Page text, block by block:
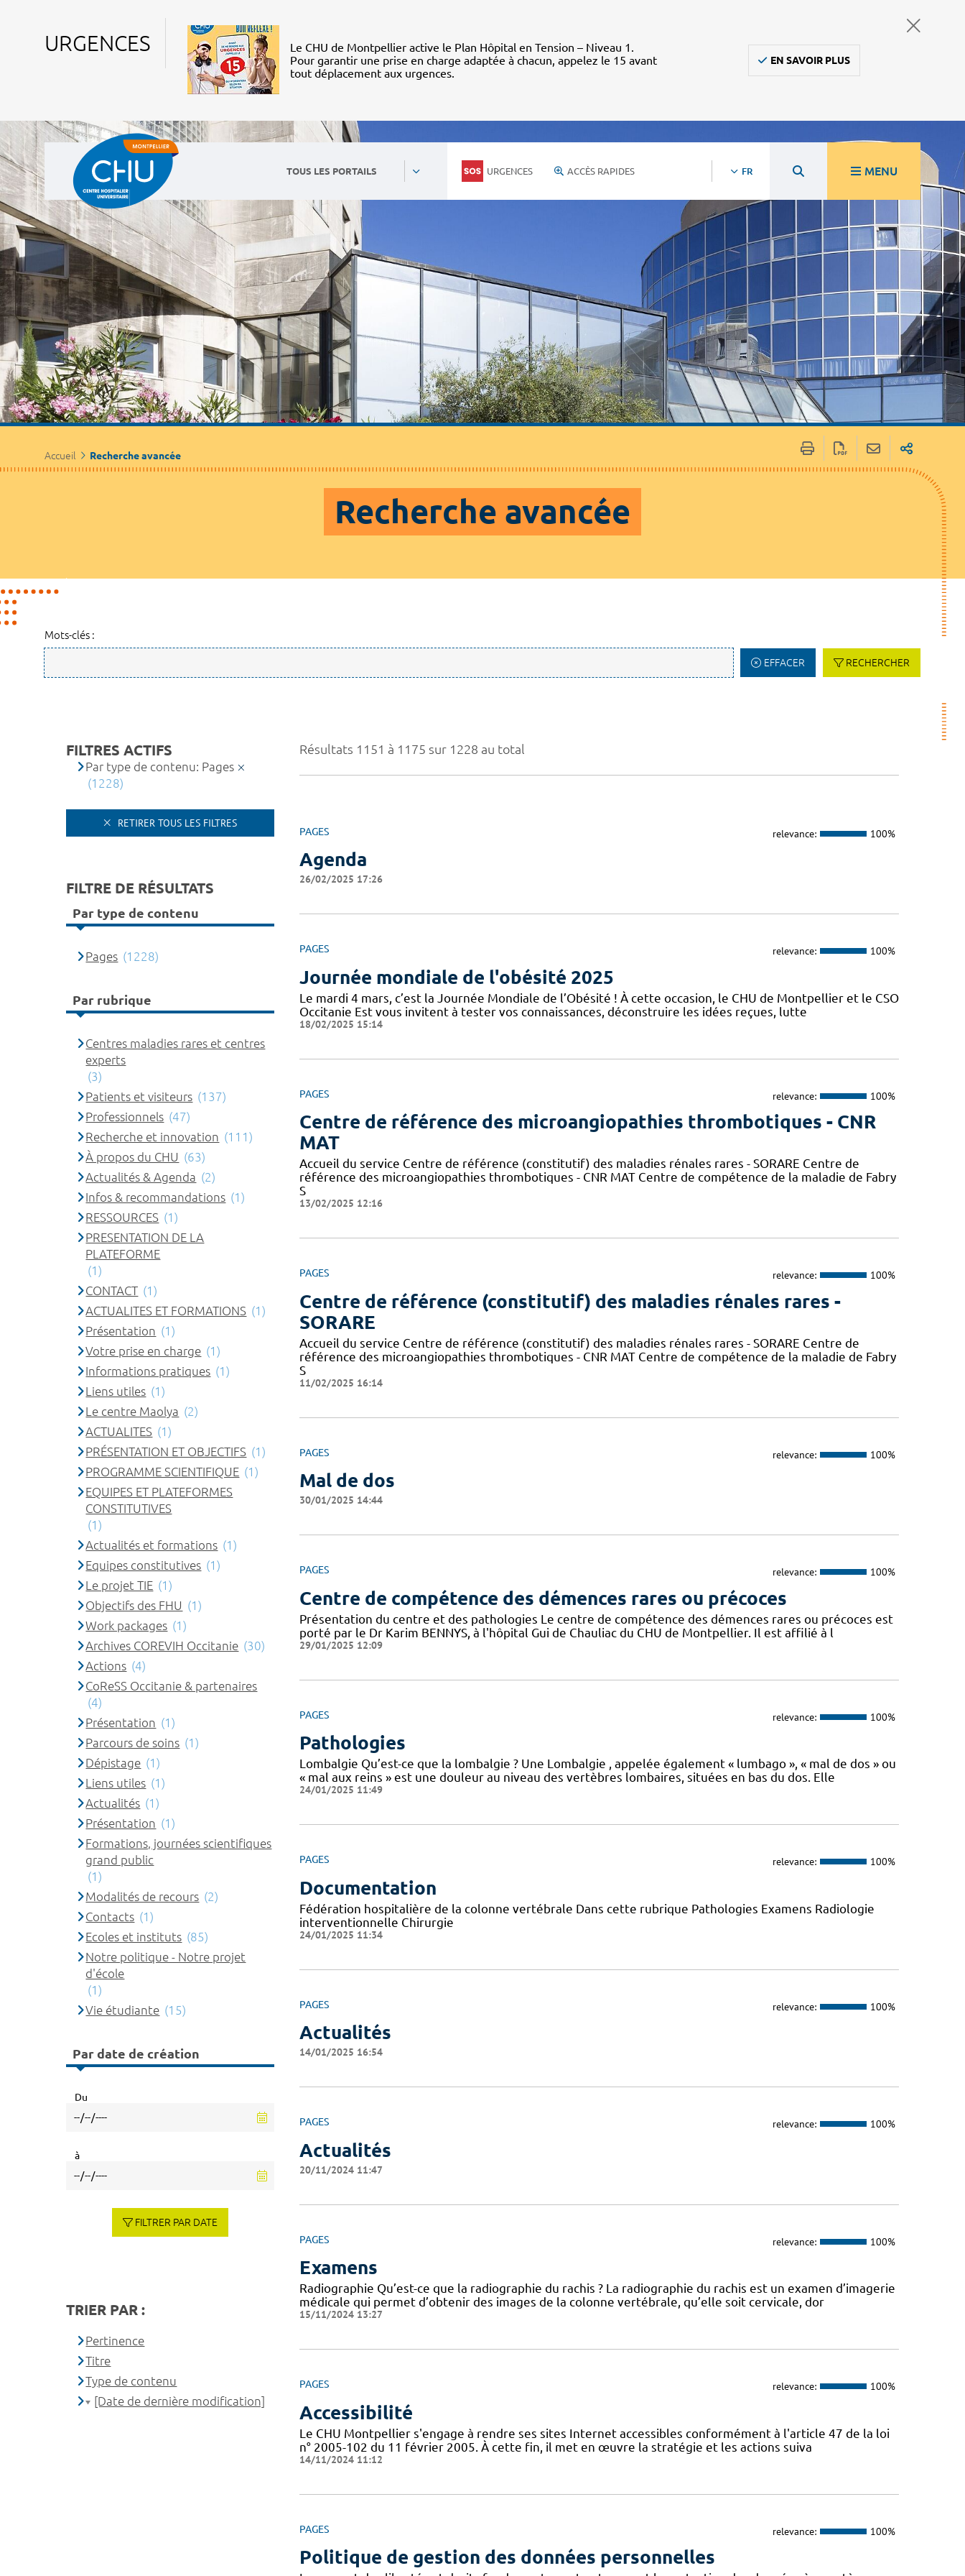
URGENCES
Le CHU de Montpellier active le Plan Hôpital en Tension – Niveau 1.
Pour garantir une prise en charge adaptée à chacun, appelez le 15 avant
tout déplacement aux urgences.
EN SAVOIR PLUS
TOUS LES PORTAILS URGENCES ACCÈS RAPIDES FR MENU
Accueil Recherche avancée
Recherche avancée
Mots-clés :
EFFACER RECHERCHER
Résultats 1151 à 1175 sur 1228 au total
PAGES relevance: 100%
Agenda
26/02/2025 17:26
PAGES relevance: 100%
Journée mondiale de l'obésité 2025
Le mardi 4 mars, c’est la Journée Mondiale de l’Obésité ! À cette occasion, le CHU de Montpellier et le CSO
Occitanie Est vous invitent à tester vos connaissances, déconstruire les idées reçues, lutte
18/02/2025 15:14
PAGES relevance: 100%
Centre de référence des microangiopathies thrombotiques - CNR
MAT
Accueil du service Centre de référence (constitutif) des maladies rénales rares - SORARE Centre de
référence des microangiopathies thrombotiques - CNR MAT Centre de compétence de la maladie de Fabry
S
13/02/2025 12:16
PAGES relevance: 100%
Centre de référence (constitutif) des maladies rénales rares -
SORARE
Accueil du service Centre de référence (constitutif) des maladies rénales rares - SORARE Centre de
référence des microangiopathies thrombotiques - CNR MAT Centre de compétence de la maladie de Fabry
S
11/02/2025 16:14
PAGES relevance: 100%
Mal de dos
30/01/2025 14:44
PAGES relevance: 100%
Centre de compétence des démences rares ou précoces
Présentation du centre et des pathologies Le centre de compétence des démences rares ou précoces est
porté par le Dr Karim BENNYS, à l'hôpital Gui de Chauliac du CHU de Montpellier. Il est affilié à l
29/01/2025 12:09
PAGES relevance: 100%
Pathologies
Lombalgie Qu’est-ce que la lombalgie ? Une Lombalgie , appelée également « lumbago », « mal de dos » ou
« mal aux reins » est une douleur au niveau des vertèbres lombaires, situées en bas du dos. Elle
24/01/2025 11:49
PAGES relevance: 100%
Documentation
Fédération hospitalière de la colonne vertébrale Dans cette rubrique Pathologies Examens Radiologie
interventionnelle Chirurgie
24/01/2025 11:34
PAGES relevance: 100%
Actualités
14/01/2025 16:54
PAGES relevance: 100%
Actualités
20/11/2024 11:47
PAGES relevance: 100%
Examens
Radiographie Qu’est-ce que la radiographie du rachis ? La radiographie du rachis est un examen d’imagerie
médicale qui permet d’obtenir des images de la colonne vertébrale, qu’elle soit cervicale, dor
15/11/2024 13:27
PAGES relevance: 100%
Accessibilité
Le CHU Montpellier s'engage à rendre ses sites Internet accessibles conformément à l'article 47 de la loi
n° 2005-102 du 11 février 2005. À cette fin, il met en œuvre la stratégie et les actions suiva
14/11/2024 11:12
PAGES relevance: 100%
Politique de gestion des données personnelles
FILTRES ACTIFS
Par type de contenu: Pages
(1228)
RETIRER TOUS LES FILTRES
FILTRE DE RÉSULTATS
Par type de contenu
Pages (1228)
Par rubrique
Centres maladies rares et centres
experts
(3)
Patients et visiteurs (137)
Professionnels (47)
Recherche et innovation (111)
À propos du CHU (63)
Actualités & Agenda (2)
Infos & recommandations (1)
RESSOURCES (1)
PRESENTATION DE LA
PLATEFORME
(1)
CONTACT (1)
ACTUALITES ET FORMATIONS (1)
Présentation (1)
Votre prise en charge (1)
Informations pratiques (1)
Liens utiles (1)
Le centre Maolya (2)
ACTUALITES (1)
PRÉSENTATION ET OBJECTIFS (1)
PROGRAMME SCIENTIFIQUE (1)
EQUIPES ET PLATEFORMES
CONSTITUTIVES
(1)
Actualités et formations (1)
Equipes constitutives (1)
Le projet TIE (1)
Objectifs des FHU (1)
Work packages (1)
Archives COREVIH Occitanie (30)
Actions (4)
CoReSS Occitanie & partenaires
(4)
Présentation (1)
Parcours de soins (1)
Dépistage (1)
Liens utiles (1)
Actualités (1)
Présentation (1)
Formations, journées scientifiques
grand public
(1)
Modalités de recours (2)
Contacts (1)
Ecoles et instituts (85)
Notre politique - Notre projet
d'école
(1)
Vie étudiante (15)
Par date de création
Du
à
FILTRER PAR DATE
TRIER PAR :
Pertinence
Titre
Type de contenu
[Date de dernière modification]